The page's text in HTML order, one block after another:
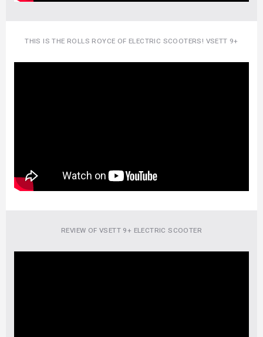
THIS IS THE ROLLS ROYCE OF ELECTRIC SCOOTERS! VSETT 9+
REVIEW OF VSETT 9+ ELECTRIC SCOOTER